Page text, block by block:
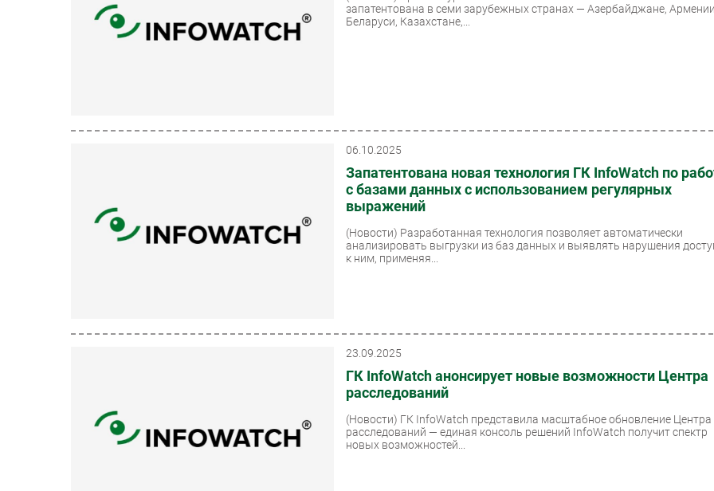
запатентована в семи зарубежных странах — Азербайджане,
Беларуси, Казахстане,...
06.10.2025
Запатентована новая технология ГК InfoWatch по
с базами данных c использованием регулярных
выражений
(Новости) Разработанная технология позволяет автоматически
анализировать выгрузки из баз данных и выявлять нарушения
к ним, применяя...
23.09.2025
ГК InfoWatch анонсирует новые возможности Центра
расследований
(Новости) ГК InfoWatch представила масштабное обновление Центра
расследований — единая консоль решений InfoWatch получит спектр
новых возможностей...